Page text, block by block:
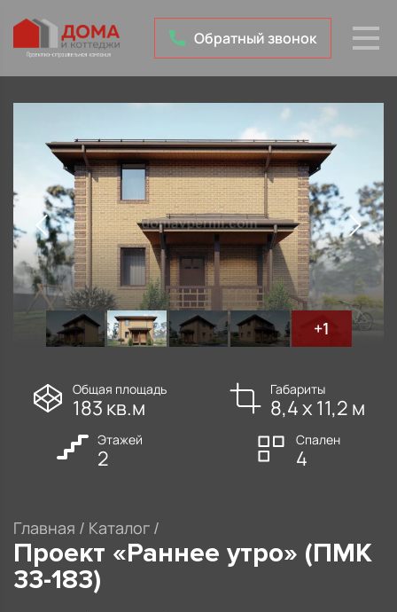
Обратный звонок
+1
Общая площадь
183 кв.м
Габариты
8,4 х 11,2 м
Этажей
2
Спален
4
Главная / Каталог /
Проект «Раннее утро» (ПМК
33-183)